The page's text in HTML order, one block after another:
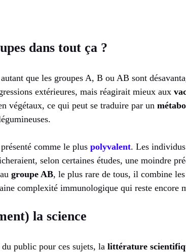
dans tout ça ?
que les groupes A, B ou AB sont
extérieures, mais réagirait mieux aux
végétaux, ce qui peut se traduire par un
comme le plus polyvalent. Les
selon certaines études, une moindre
groupe AB, le plus rare de tous, il combine
complexité immunologique qui reste encore
la science
public pour ces sujets, la littérature